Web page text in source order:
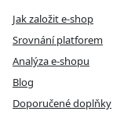
Jak založit e-shop
Srovnání platforem
Analýza e-shopu
Blog
Doporučené doplňky